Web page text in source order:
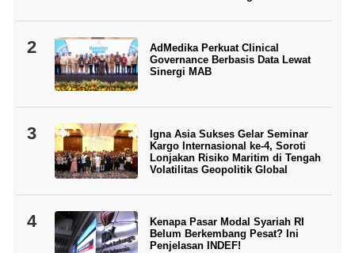
2
AdMedika Perkuat Clinical
Governance Berbasis Data Lewat
Sinergi MAB
3
Igna Asia Sukses Gelar Seminar
Kargo Internasional ke-4, Soroti
Lonjakan Risiko Maritim di Tengah
Volatilitas Geopolitik Global
4
Kenapa Pasar Modal Syariah RI
Belum Berkembang Pesat? Ini
Penjelasan INDEF!